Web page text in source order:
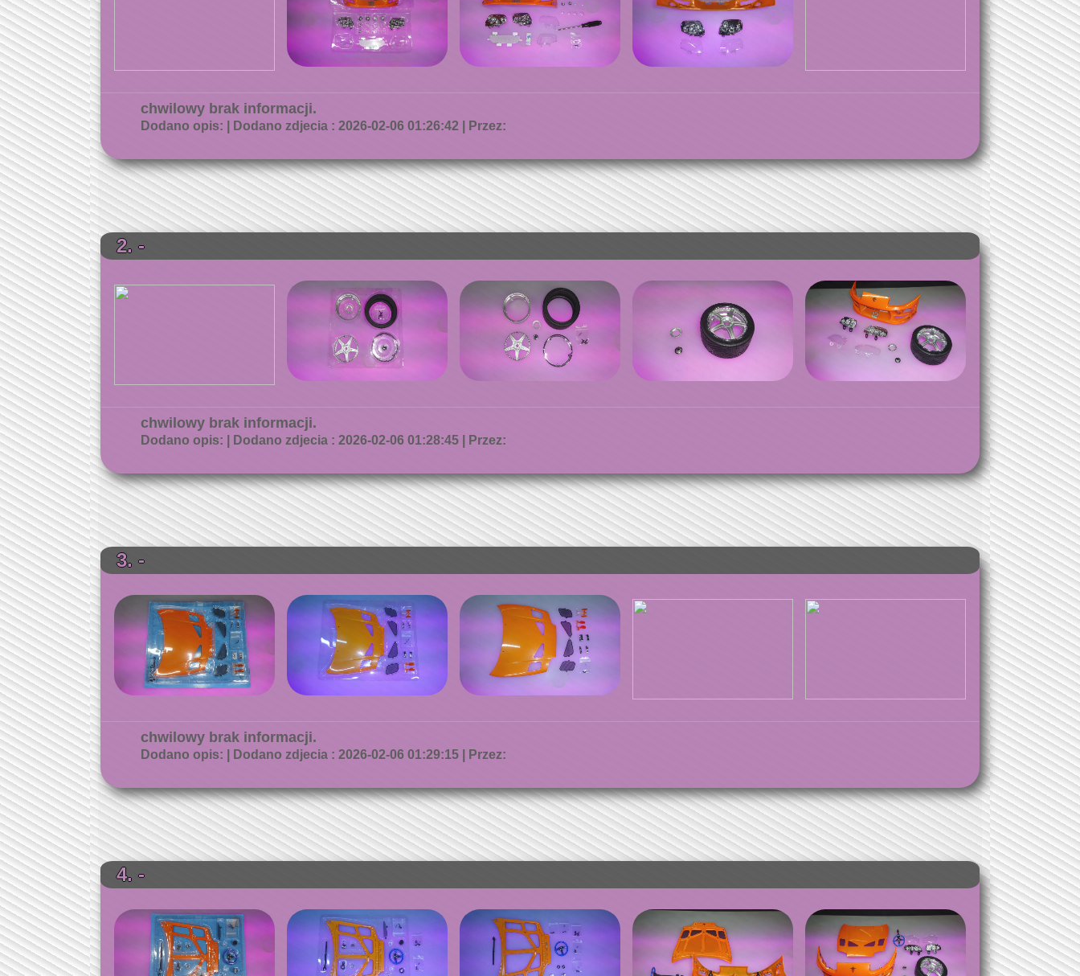
chwilowy brak informacji.
Dodano opis: | Dodano zdjecia : 2026-02-06 01:26:42 | Przez:
2. -
chwilowy brak informacji.
Dodano opis: | Dodano zdjecia : 2026-02-06 01:28:45 | Przez:
3. -
chwilowy brak informacji.
Dodano opis: | Dodano zdjecia : 2026-02-06 01:29:15 | Przez:
4. -